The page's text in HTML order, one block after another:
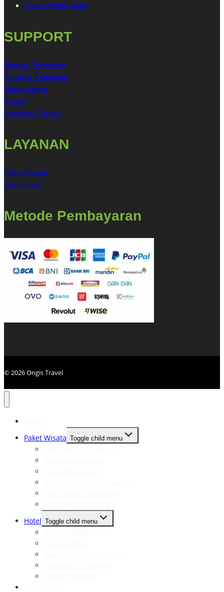
Paket Wisata Jogja
SUPPORT
Review Pelanggan
Syarat & Ketentuan
Tanya Jawab
Kontak
Kebijakan Privasi
LAYANAN
Paket Wisata
Sewa Mobil
Metode Pembayaran
© 2026 Ongis Travel
Paket Wisata Toggle child menu
Hotel Toggle child menu